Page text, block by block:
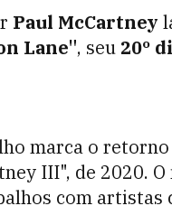
Paul McCartney
Lane", seu 20º
marca o
III", de 2020.
com artistas